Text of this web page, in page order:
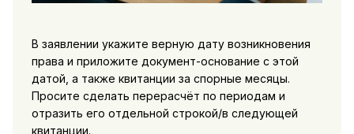
В заявлении укажите верную дату возникновения
права и приложите документ-основание с этой
датой, а также квитанции за спорные месяцы.
Просите сделать перерасчёт по периодам и
отразить его отдельной строкой/в следующей
квитанции.